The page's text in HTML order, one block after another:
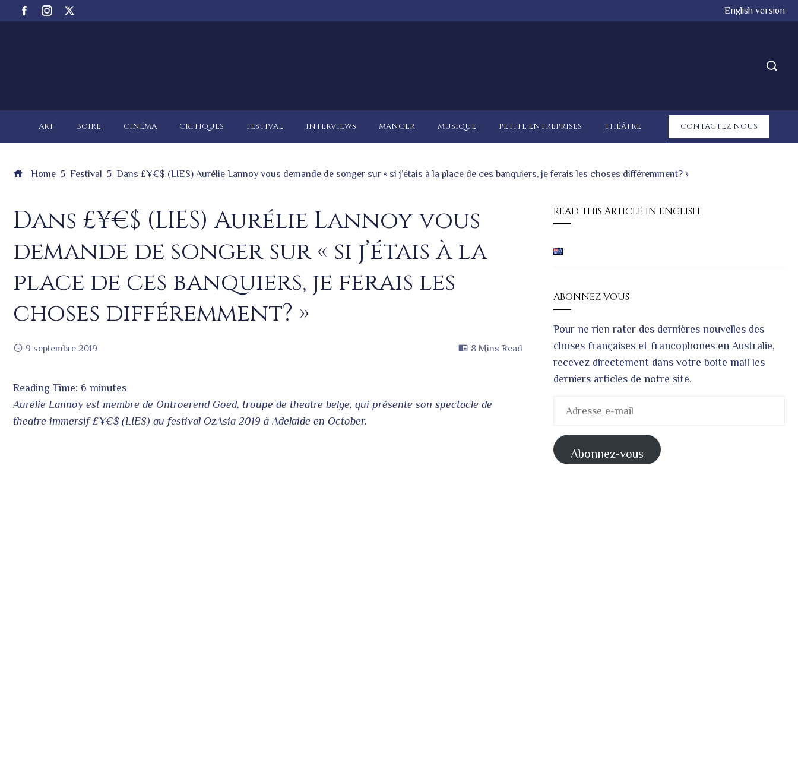
English version
ART BOIRE CINÉMA CRITIQUES FESTIVAL INTERVIEWS MANGER MUSIQUE PETITE ENTREPRISES THÉÂTRE CONTACTEZ NOUS
Home Festival Dans £¥€$ (LIES) Aurélie Lannoy vous demande de songer sur « si j’étais à la place de ces banquiers, je ferais les choses différemment? »
Dans £¥€$ (LIES) Aurélie Lannoy vous
demande de songer sur « si j’étais à la
place de ces banquiers, je ferais les
choses différemment? »
9 septembre 2019 8 Mins Read
Reading Time: 6 minutes
Aurélie Lannoy est membre de Ontroerend Goed, troupe de theatre belge, qui présente son spectacle de
theatre immersif £¥€$ (LIES) au festival OzAsia 2019 à Adelaide en October.
READ THIS ARTICLE IN ENGLISH
ABONNEZ-VOUS
Pour ne rien rater des dernières nouvelles des
choses françaises et francophones en Australie,
recevez directement dans votre boite mail les
derniers articles de notre site.
mail
Abonnez-vous